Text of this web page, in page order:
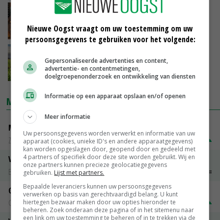
Studenten experimenteren met
23-02-2024
duurzamere bollenteelt
04-01-2024
MARKTPRIJZEN
Magere melkpoeder
Zuivel NL
€ 269,00 € 7,00
Vleeskuikens 2001-2600 gr
Barneveld
Gerst
Groningen
€ 197,00
Nieuwe Oogst vraagt om uw toestemming om uw
persoonsgegevens te gebruiken voor het volgende:
Gepersonaliseerde advertenties en content,
advertentie- en contentmetingen,
doelgroepenonderzoek en ontwikkeling van diensten
Informatie op een apparaat opslaan en/of openen
Meer informatie
Uw persoonsgegevens worden verwerkt en informatie van uw
apparaat (cookies, unieke ID's en andere apparaatgegevens)
kan worden opgeslagen door, geopend door en gedeeld met
4 partners of specifiek door deze site worden gebruikt. Wij en
onze partners kunnen precieze geolocatiegegevens
gebruiken. Lijst met partners.
Bepaalde leveranciers kunnen uw persoonsgegevens
verwerken op basis van gerechtvaardigd belang. U kunt
hiertegen bezwaar maken door uw opties hieronder te
beheren. Zoek onderaan deze pagina of in het sitemenu naar
een link om uw toestemming te beheren of in te trekken via de